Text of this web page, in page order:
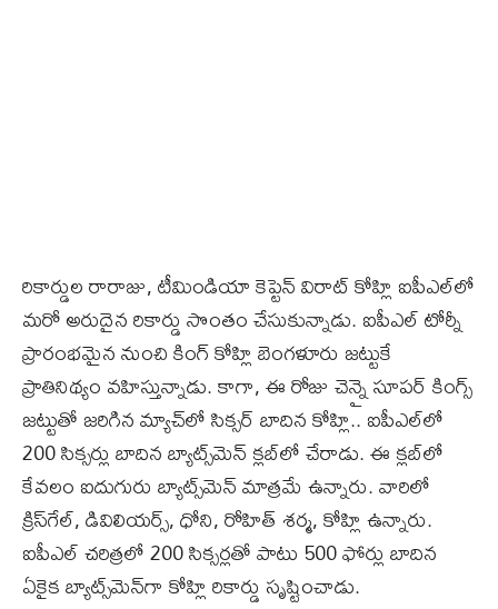
రికార్డుల రారాజు, టీమిండియా కెప్టెన్ విరాట్‌ కోహ్లి ఐపీఎల్‌లో
మరో అరుదైన రికార్డు సొంతం చేసుకున్నాడు. ఐపీఎల్‌ టోర్నీ
ప్రారంభమైన నుంచి కింగ్‌ కోహ్లి బెంగళూరు జట్టుకే
ప్రాతినిథ్యం వహిస్తున్నాడు. కాగా, ఈ రోజు చెన్నై సూపర్ కింగ్స్‌
జట్టుతో జరిగిన మ్యాచ్‌లో సిక్సర్‌ బాదిన కోహ్లి.. ఐపీఎల్‌లో
200 సిక్సర్లు బాదిన బ్యాట్స్‌మెన్‌ క్లబ్‌లో చేరాడు. ఈ క్లబ్‌లో
కేవలం ఐదుగురు బ్యాట్స్‌మెన్‌ మాత్రమే ఉన్నారు. వారిలో
క్రిస్‌గేల్‌, డివిలియర్స్‌, ధోని, రోహిత్‌ శర్మ, కోహ్లి ఉన్నారు.
ఐపీఎల్‌ చరిత్రలో 200 సిక్సర్లతో పాటు 500 ఫోర్లు బాదిన
ఏకైక బ్యాట్స్‌మెన్‌గా కోహ్లి రికార్డు సృష్టించాడు.